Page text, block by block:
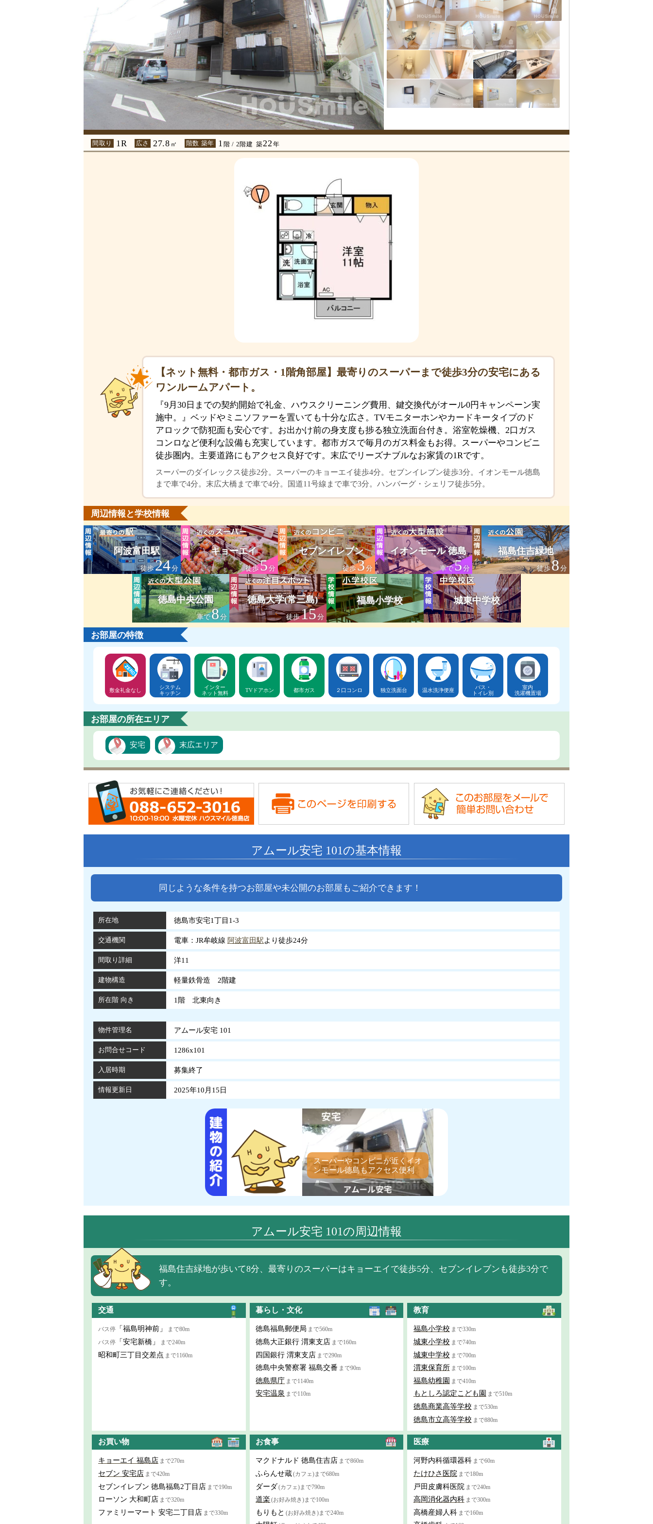
間取り 1R 広さ 27.8 ㎡ 階数 築年 1 階 / 2階建 築22 年
【ネット無料・都市ガス・1階角部屋】最寄りのスーパーまで徒歩3分の安宅にある
ワンルームアパート。
『9月30日までの契約開始で礼金、ハウスクリーニング費用、鍵交換代がオール0円キャンペーン実
施中。』ベッドやミニソファーを置いても十分な広さ。TVモニターホンやカードキータイプのド
アロックで防犯面も安心です。お出かけ前の身支度も捗る独立洗面台付き。浴室乾燥機、2口ガス
コンロなど便利な設備も充実しています。都市ガスで毎月のガス料金もお得。スーパーやコンビニ
徒歩圏内。主要道路にもアクセス良好です。末広でリーズナブルなお家賃の1Rです。
スーパーのダイレックス徒歩2分。スーパーのキョーエイ徒歩4分。セブンイレブン徒歩3分。イオンモール徳島
まで車で4分。末広大橋まで車で4分。国道11号線まで車で3分。ハンバーグ・シェリフ徒歩5分。
周辺情報と学校情報
阿波富田駅
徒歩24分
キョーエイ
徒歩5分
セブンイレブン
徒歩3分
イオンモール 徳島
車で5分
福島住吉緑地
徒歩8分
徳島中央公園
車で8分
徳島大学(常三島)
徒歩15分
福島小学校 城東中学校
お部屋の特徴
敷金礼金なし
システム
キッチン
インター
ネット無料
TVドアホン 都市ガス ２口コンロ 独立洗面台 温水洗浄便座
バス・
トイレ別
室内
洗濯機置場
お部屋の所在エリア
安宅 末広エリア
アムール安宅 101の基本情報
同じような条件を持つお部屋や未公開のお部屋もご紹介できます！
所在地 徳島市安宅1丁目1-3
交通機関 電車：JR牟岐線 阿波富田駅より徒歩24分
間取り詳細 洋11
建物構造 軽量鉄骨造 2階建
所在階 向き 1階 北東向き
物件管理名 アムール安宅 101
お問合せコード 1286x101
入居時期 募集終了
情報更新日 2025年10月15日
スーパーやコンビニが近くイオ
ンモール徳島もアクセス便利
アムール安宅 101の周辺情報
福島住吉緑地が歩いて8分、最寄りのスーパーはキョーエイで徒歩5分、セブンイレブンも徒歩3分で
す。
交通
バス停 「福島明神前」
まで80m
バス停 「安宅新橋」 まで240m
昭和町三丁目交差点 まで1160m
暮らし・文化
徳島福島郵便局 まで560m
徳島大正銀行 渭東支店 まで160m
四国銀行 渭東支店 まで290m
徳島中央警察署 福島交番 まで90m
徳島県庁 まで1140m
安宅温泉 まで110m
教育
福島小学校 まで330m
城東小学校 まで740m
城東中学校 まで700m
渭東保育所 まで100m
福島幼稚園 まで410m
もとしろ認定こども園 まで510m
徳島商業高等学校 まで530m
徳島市立高等学校 まで880m
お買い物
キョーエイ 福島店 まで270m
セブン 安宅店 まで420m
セブンイレブン 徳島福島2丁目店 まで190m
ローソン 大和町店 まで320m
ファミリーマート 安宅二丁目店 まで330m
お食事
マクドナルド 徳島住吉店 まで860m
ふらんせ蔵(カフェ)まで680m
ダーダ(カフェ)まで790m
道楽 (お好み焼き)まで100m
もりもと (お好み焼き)まで240m
医療
河野内科循環器科 まで60m
たけひさ医院 まで180m
戸田皮膚科医院 まで240m
高岡消化器内科 まで300m
高橋産婦人科 まで160m